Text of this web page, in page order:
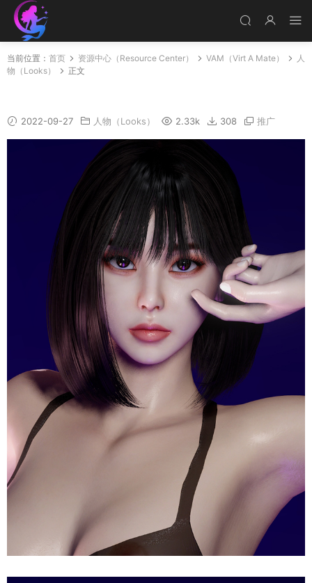
当前位置： 首页 资源中心（Resource Center） VAM（Virt A Mate）
人
物（Looks）
正文
2022-09-27 人物（Looks） 2.33k 308 推广